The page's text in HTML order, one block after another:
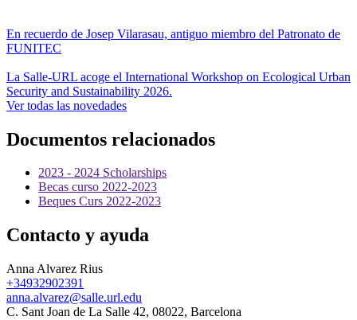
En recuerdo de Josep Vilarasau, antiguo miembro del Patronato de
FUNITEC
La Salle-URL acoge el International Workshop on Ecological Urban
Security and Sustainability 2026.
Ver todas las novedades
Documentos relacionados
2023 - 2024 Scholarships
Becas curso 2022-2023
Beques Curs 2022-2023
Contacto y ayuda
Anna Alvarez Rius
+34932902391
anna.alvarez@salle.url.edu
C. Sant Joan de La Salle 42, 08022, Barcelona